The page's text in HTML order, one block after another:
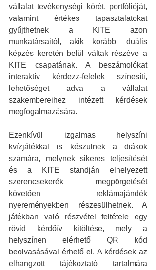
vállalat tevékenységi körét, portfólióját,
valamint értékes tapasztalatokat
gyűjthetnek a KITE azon
munkatársaitól, akik korábbi duális
képzés keretén belül váltak részéve a
KITE csapatának. A beszámolókat
interaktív kérdezz-felelek színesíti,
lehetőséget adva a vállalat
szakembereihez intézett kérdések
megfogalmazására.
Ezenkívül izgalmas helyszíni
kvízjátékkal is készülnek a diákok
számára, melynek sikeres teljesítését
és a KITE standján elhelyezett
szerencsekerék megpörgetését
követően reklámajándék
nyereményekben részesülhetnek. A
játékban való részvétel feltétele egy
rövid kérdőív kitöltése, mely a
helyszínen elérhető QR kód
beolvasásával érhető el. A kérdések az
elhangzott tájékoztató tartalmára